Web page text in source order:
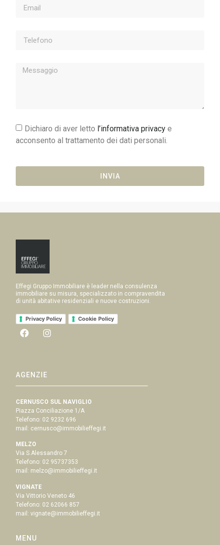
Dichiaro di aver letto l’informativa privacye
acconsento al trattamento dei dati personali.
INVIA
Effegi Gruppo Immobiliare è leader nella consulenza
immobiliare su misura, specializzato in compravendita
di unità abitative residenziali e nuove costruzioni.
Privacy Policy Cookie Policy
AGENZIE
CERNUSCO SUL NAVIGLIO
Piazza Conciliazione 1/A
Telefono: 02 9232 696
mail: cernusco@immobilieffegi.it
MELZO
Via S.Alessandro 7
Telefono: 02 95737353
mail: melzo@immobilieffegi.it
VIGNATE
Via Vittorio Veneto 46
Telefono: 02 62066 857
mail:vignate@immobilieffegi.it
MENU